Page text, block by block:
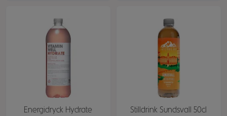
Energidryck Hydrate
Stilldrink Sundsvall 50cl